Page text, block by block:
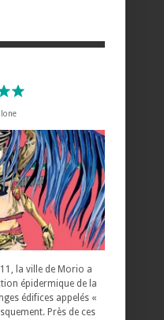
la ville de Morio a
épidermique de la
édifices appelés «
Près de ces